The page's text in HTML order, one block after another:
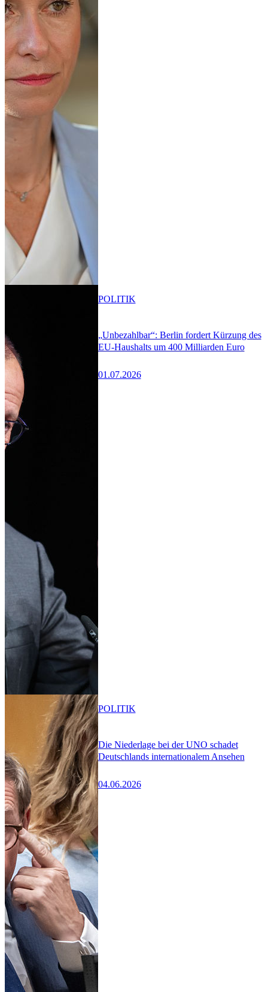
„Unbezahlbar“: Berlin fordert Kürzung des
EU-Haushalts um 400 Milliarden Euro
01.07.2026
POLITIK
Die Niederlage bei der UNO schadet
Deutschlands internationalem Ansehen
04.06.2026
POLITIK